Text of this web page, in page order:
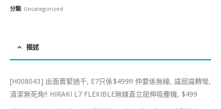
分類: Uncategorized
描述
[H008043] 出面賣緊過千, E7只係$499!!! 仲要係無線, 識屈識轉彎,
清潔無死角!! HIRAKI L7 FLEXIBLE無線直立屈伸吸麈機, $499